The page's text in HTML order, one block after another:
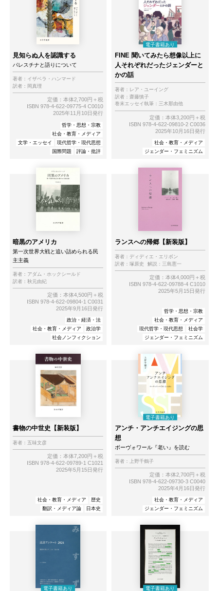
見知らぬ人を認識する
パレスチナと語りについて
著者： イザベラ・ハンマード
訳者： 岡真理
定価：本体2,700円＋税
ISBN 978-4-622-09775-4 C0010
2025年11月10日発行
哲学・思想・宗教
社会・教育・メディア
文学・エッセイ
現代哲学・現代思想
国際問題
評論・批評
FINE 聞いてみたら想像以上に
人それぞれだったジェンダーと
かの話
著者： レア・ユーイング
訳者： 齋藤慎子
巻末エッセイ執筆： 三木那由他
定価：本体3,200円＋税
ISBN 978-4-622-09810-2 C0036
2025年10月16日発行
社会・教育・メディア
ジェンダー・フェミニズム
暗黒のアメリカ
第一次世界大戦と追い詰められる民
主主義
著者： アダム・ホックシールド
訳者： 秋元由紀
定価：本体4,500円＋税
ISBN 978-4-622-09804-1 C0031
2025年9月16日発行
政治・経済・法
社会・教育・メディア
政治学
社会ノンフィクション
ランスへの帰郷【新装版】
著者： ディディエ・エリボン
訳者： 塚原史 解説： 三島憲一
定価：本体4,000円＋税
ISBN 978-4-622-09788-4 C1010
2025年5月15日発行
哲学・思想・宗教
社会・教育・メディア
現代哲学・現代思想
社会学
ジェンダー・フェミニズム
書物の中世史【新装版】
著者： 五味文彦
定価：本体7,200円＋税
ISBN 978-4-622-09789-1 C1021
2025年5月15日発行
社会・教育・メディア
歴史
翻訳・メディア論
日本史
アンチ・アンチエイジングの思
想
ボーヴォワール『老い』を読む
著者： 上野千鶴子
定価：本体2,700円＋税
ISBN 978-4-622-09730-3 C0040
2025年4月16日発行
社会・教育・メディア
ジェンダー・フェミニズム